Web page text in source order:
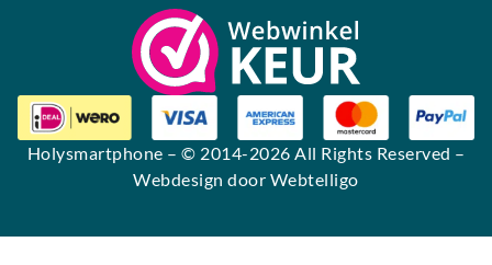
Holysmartphone – © 2014-2026 All Rights Reserved –
Webdesign door Webtelligo